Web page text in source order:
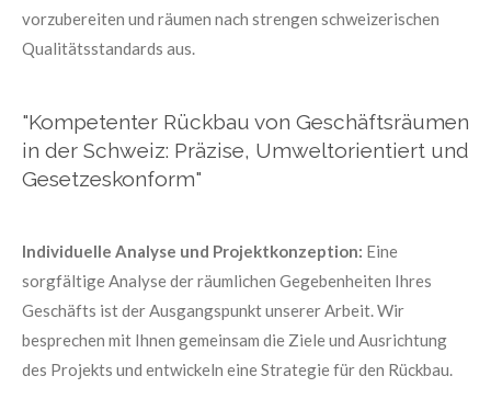
vorzubereiten und räumen nach strengen schweizerischen
Qualitätsstandards aus.
"Kompetenter Rückbau von Geschäftsräumen
in der Schweiz: Präzise, Umweltorientiert und
Gesetzeskonform"
Individuelle Analyse und Projektkonzeption: Eine
sorgfältige Analyse der räumlichen Gegebenheiten Ihres
Geschäfts ist der Ausgangspunkt unserer Arbeit. Wir
besprechen mit Ihnen gemeinsam die Ziele und Ausrichtung
des Projekts und entwickeln eine Strategie für den Rückbau.